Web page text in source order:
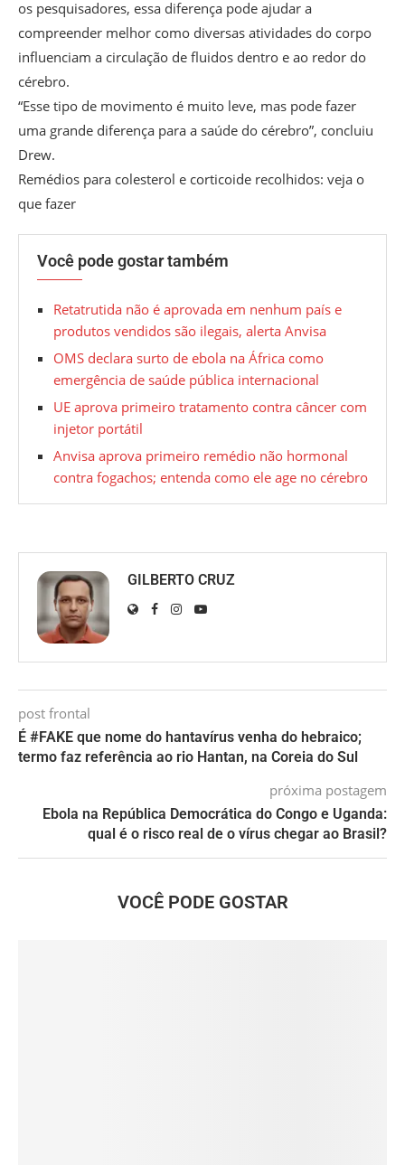
os pesquisadores, essa diferença pode ajudar a
compreender melhor como diversas atividades do corpo
influenciam a circulação de fluidos dentro e ao redor do
cérebro.
“Esse tipo de movimento é muito leve, mas pode fazer
uma grande diferença para a saúde do cérebro”, concluiu
Drew.
Remédios para colesterol e corticoide recolhidos: veja o
que fazer
Você pode gostar também
Retatrutida não é aprovada em nenhum país e
produtos vendidos são ilegais, alerta Anvisa
OMS declara surto de ebola na África como
emergência de saúde pública internacional
UE aprova primeiro tratamento contra câncer com
injetor portátil
Anvisa aprova primeiro remédio não hormonal
contra fogachos; entenda como ele age no cérebro
GILBERTO CRUZ
post frontal
É #FAKE que nome do hantavírus venha do hebraico;
termo faz referência ao rio Hantan, na Coreia do Sul
próxima postagem
Ebola na República Democrática do Congo e Uganda:
qual é o risco real de o vírus chegar ao Brasil?
VOCÊ PODE GOSTAR